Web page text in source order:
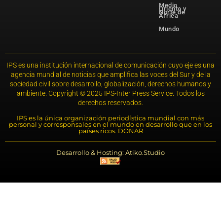
Medio
Oriente y
Norte de
África
Mundo
IPS es una institución internacional de comunicación cuyo eje es una
agencia mundial de noticias que amplifica las voces del Sur y de la
sociedad civil sobre desarrollo, globalización, derechos humanos y
ambiente. Copyright © 2025 IPS-Inter Press Service. Todos los
derechos reservados.
IPS es la única organización periodística mundial con más
personal y corresponsales en el mundo en desarrollo que en los
países ricos. DONAR
Desarrollo & Hosting: Atiko.Studio